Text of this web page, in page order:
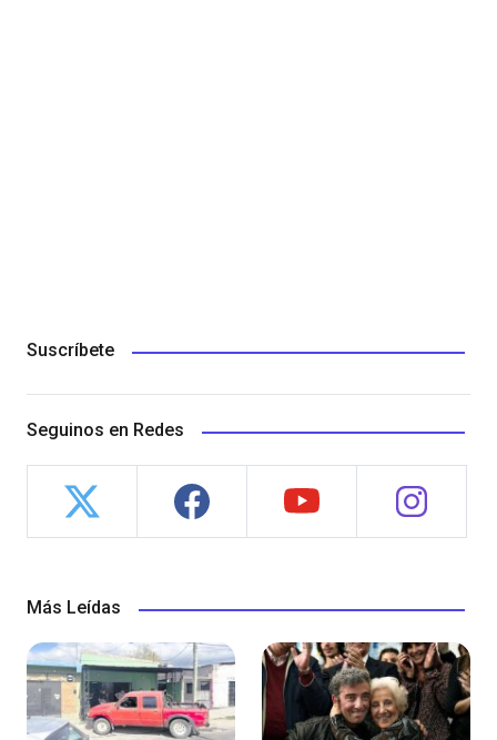
Suscríbete
Seguinos en Redes
Más Leídas